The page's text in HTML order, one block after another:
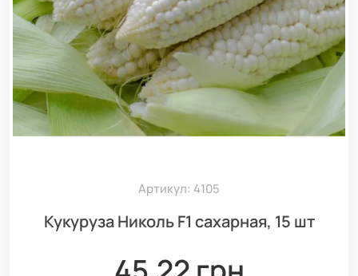
Артикул: 4105
Кукуруза Николь F1 сахарная, 15 шт